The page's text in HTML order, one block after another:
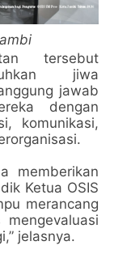
tersebut
jiwa
jawab
dengan
komunikasi,
memberikan
Ketua OSIS
merancang
mengevaluasi
jelasnya.